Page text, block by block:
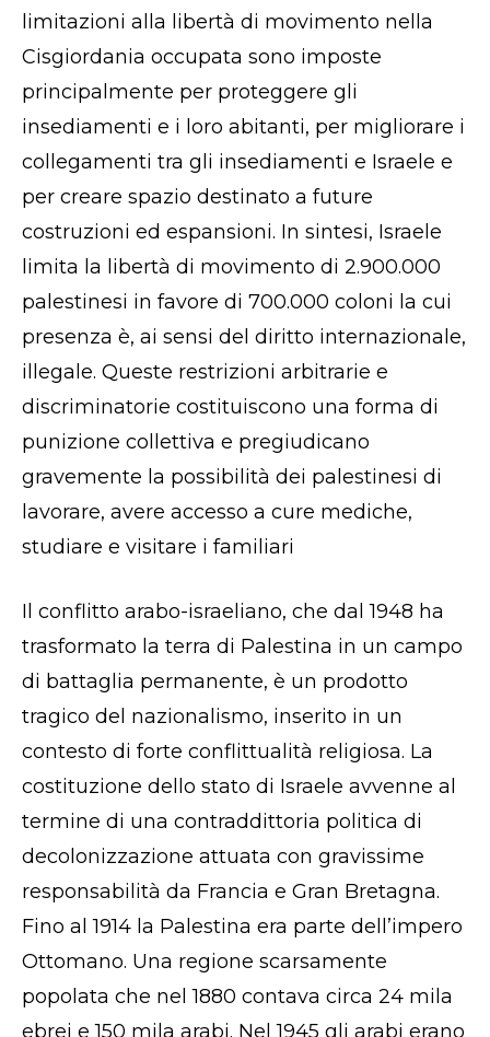
limitazioni alla libertà di movimento nella
Cisgiordania occupata sono imposte
principalmente per proteggere gli
insediamenti e i loro abitanti, per migliorare i
collegamenti tra gli insediamenti e Israele e
per creare spazio destinato a future
costruzioni ed espansioni. In sintesi, Israele
limita la libertà di movimento di 2.900.000
palestinesi in favore di 700.000 coloni la cui
presenza è, ai sensi del diritto internazionale,
illegale. Queste restrizioni arbitrarie e
discriminatorie costituiscono una forma di
punizione collettiva e pregiudicano
gravemente la possibilità dei palestinesi di
lavorare, avere accesso a cure mediche,
studiare e visitare i familiari
Il conflitto arabo-israeliano, che dal 1948 ha
trasformato la terra di Palestina in un campo
di battaglia permanente, è un prodotto
tragico del nazionalismo, inserito in un
contesto di forte conflittualità religiosa. La
costituzione dello stato di Israele avvenne al
termine di una contraddittoria politica di
decolonizzazione attuata con gravissime
responsabilità da Francia e Gran Bretagna.
Fino al 1914 la Palestina era parte dell’impero
Ottomano. Una regione scarsamente
popolata che nel 1880 contava circa 24 mila
ebrei e 150 mila arabi. Nel 1945 gli arabi erano